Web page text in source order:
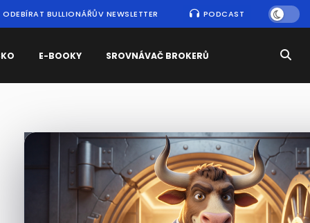
ODEBÍRAT BULLIONÁŘŮV NEWSLETTER PODCAST
E-BOOKY SROVNÁVAČ BROKERŮ
Nejčtenějšízprávy